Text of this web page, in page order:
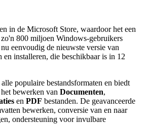
in de Microsoft Store, waardoor het een
800 miljoen Windows-gebruikers
eenvoudig de nieuwste versie van
installeren, die beschikbaar is in 12
populaire bestandsformaten en biedt
bewerken van Documenten,
en PDF bestanden. De geavanceerde
bewerken, conversie van en naar
ondersteuning voor invulbare